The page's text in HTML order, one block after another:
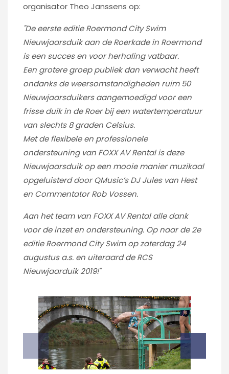
organisator Theo Janssens op:
"De eerste editie Roermond City Swim
Nieuwjaarsduik aan de Roerkade in Roermond
is een succes en voor herhaling vatbaar.
Een grotere groep publiek dan verwacht heeft
ondanks de weersomstandigheden ruim 50
Nieuwjaarsduikers aangemoedigd voor een
frisse duik in de Roer bij een watertemperatuur
van slechts 8 graden Celsius.
Met de flexibele en professionele
ondersteuning van FOXX AV Rental is deze
Nieuwjaarsduik op een mooie manier muzikaal
opgeluisterd door QMusic’s DJ Jules van Hest
en Commentator Rob Vossen.
Aan het team van FOXX AV Rental alle dank
voor de inzet en ondersteuning. Op naar de 2e
editie Roermond City Swim op zaterdag 24
augustus a.s. en uiteraard de RCS
Nieuwjaarduik 2019!"